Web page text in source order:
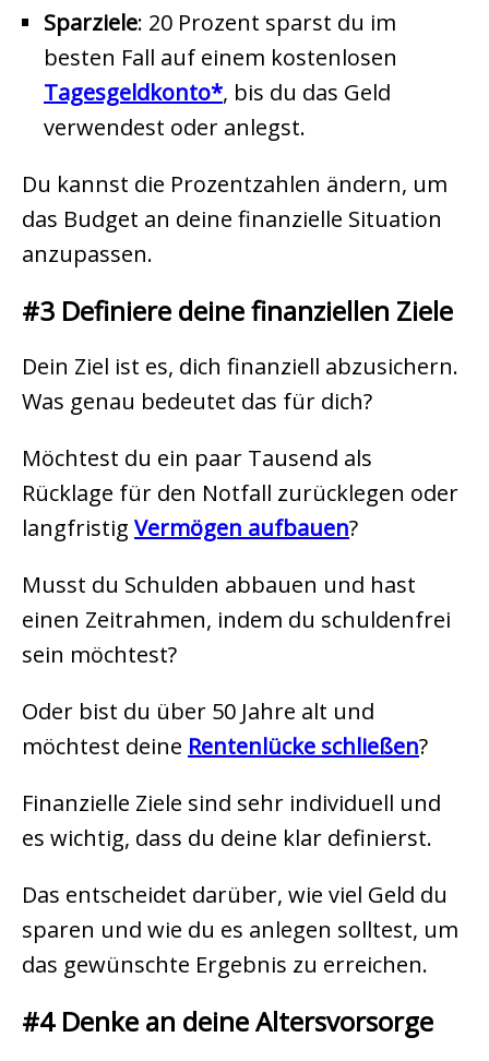
Sparziele: 20 Prozent sparst du im
besten Fall auf einem kostenlosen
Tagesgeldkonto , bis du das Geld
verwendest oder anlegst.
Du kannst die Prozentzahlen ändern, um
das Budget an deine finanzielle Situation
anzupassen.
#3 Definiere deine finanziellen Ziele
Dein Ziel ist es, dich finanziell abzusichern.
Was genau bedeutet das für dich?
Möchtest du ein paar Tausend als
Rücklage für den Notfall zurücklegen oder
langfristig Vermögen aufbauen?
Musst du Schulden abbauen und hast
einen Zeitrahmen, indem du schuldenfrei
sein möchtest?
Oder bist du über 50 Jahre alt und
möchtest deine Rentenlücke schließen?
Finanzielle Ziele sind sehr individuell und
es wichtig, dass du deine klar definierst.
Das entscheidet darüber, wie viel Geld du
sparen und wie du es anlegen solltest, um
das gewünschte Ergebnis zu erreichen.
#4 Denke an deine Altersvorsorge